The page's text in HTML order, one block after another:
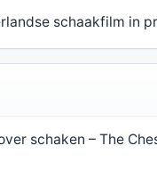
schaakfilm in
schaken – The